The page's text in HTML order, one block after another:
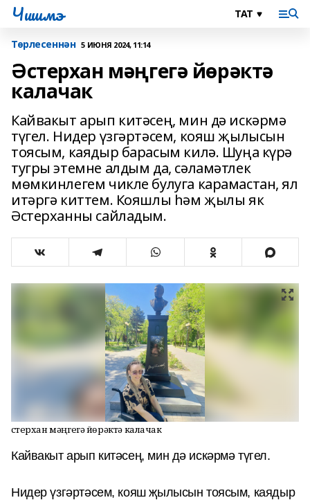
Чишмэ
Төрлесеннән 5 ИЮНЯ 2024, 11:14
Әстерхан мәңгегә йөрәктә
калачак
Кайвакыт арып китәсең, мин дә искәрмә
түгел. Нидер үзгәртәсем, кояш җылысын
тоясым, каядыр барасым килә. Шуңа күрә
тугры этемне алдым да, сәламәтлек
мөмкинлегем чикле булуга карамастан, ял
итәргә киттем. Кояшлы һәм җылы як
Әстерханны сайладым.
Әстерхан мәңгегә йөрәктә калачак
Кайвакыт арып китәсең, мин дә искәрмә түгел.
Нидер үзгәртәсем, кояш җылысын тоясым, каядыр